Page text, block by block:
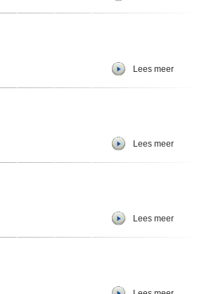
Lees meer
Lees meer
Lees meer